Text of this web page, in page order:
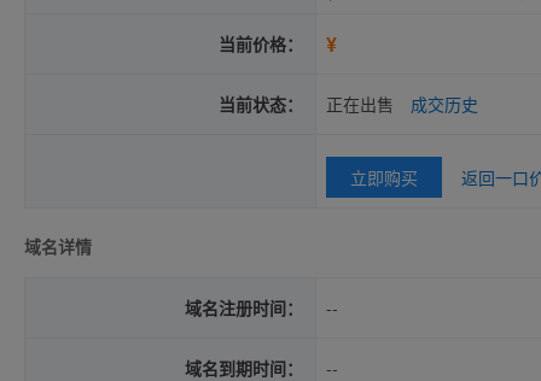
当前价格： ¥
当前状态： 正在出售 成交历史
立即购买 返回一口
域名详情
域名注册时间： --
域名到期时间： --